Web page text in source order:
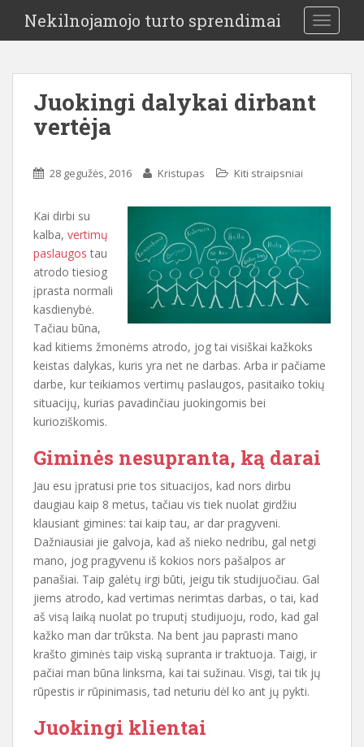
Nekilnojamojo turto sprendimai
Juokingi dalykai dirbant
vertėja
28 gegužės, 2016 Kristupas Kiti straipsniai
Kai dirbi su
kalba, vertimų
paslaugos tau
atrodo tiesiog
įprasta normali
kasdienybė.
Tačiau būna,
kad kitiems žmonėms atrodo, jog tai visiškai kažkoks
keistas dalykas, kuris yra net ne darbas. Arba ir pačiame
darbe, kur teikiamos vertimų paslaugos, pasitaiko tokių
situacijų, kurias pavadinčiau juokingomis bei
kurioziškomis.
Giminės nesupranta, ką darai
Jau esu įpratusi prie tos situacijos, kad nors dirbu
daugiau kaip 8 metus, tačiau vis tiek nuolat girdžiu
klausiant gimines: tai kaip tau, ar dar pragyveni.
Dažniausiai jie galvoja, kad aš nieko nedribu, gal netgi
mano, jog pragyvenu iš kokios nors pašalpos ar
panašiai. Taip galėtų irgi būti, jeigu tik studijuočiau. Gal
jiems atrodo, kad vertimas nerimtas darbas, o tai, kad
aš visą laiką nuolat po truputį studijuoju, rodo, kad gal
kažko man dar trūksta. Na bent jau paprasti mano
krašto giminės taip viską supranta ir traktuoja. Taigi, ir
pačiai man būna linksma, kai tai sužinau. Visgi, tai tik jų
rūpestis ir rūpinimasis, tad neturiu dėl ko ant jų pykti.
Juokingi klientai